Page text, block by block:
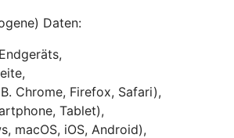
Daten:
Chrome, Firefox, Safari),
Tablet),
macOS, iOS, Android),